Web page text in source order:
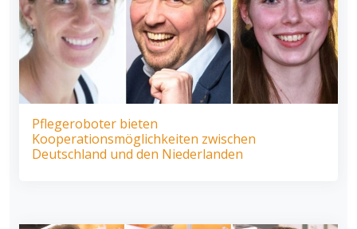
Pflegeroboter bieten
Kooperationsmöglichkeiten zwischen
Deutschland und den Niederlanden